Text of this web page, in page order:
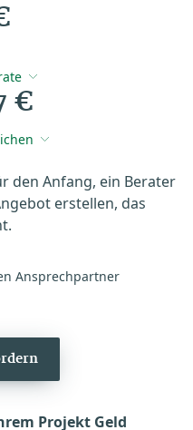
€
den Anfang, ein Berater
erstellen, das
Ansprechpartner
Projekt Geld